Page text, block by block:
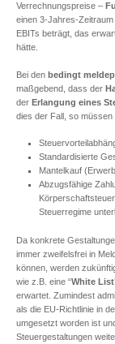
Verrechnungspreise –
einen 3-Jahres-
EBITs beträgt, das
hätte.
Bei den bedingt
maßgebend, dass der
der Erlangung eines
dies der Fall, so müssen
Standardisierte
Mantelkauf
Abzugsfähige
Steuerregime
Da konkrete
immer zweifelsfrei in
können, werden
wie z.B. eine “White
erwartet. Zumindest
als die EU-Richtlinie in
umgesetzt worden ist
Steuergestaltungen